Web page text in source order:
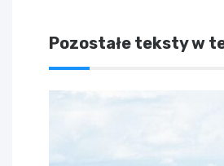
Pozostałe teksty w